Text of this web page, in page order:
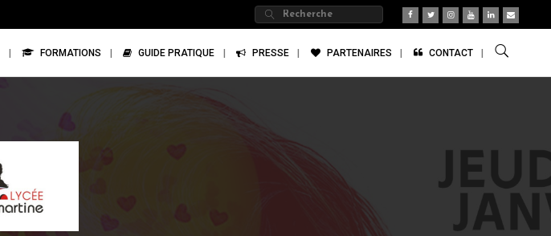
FORMATIONS GUIDE PRATIQUE PRESSE PARTENAIRES CONTACT